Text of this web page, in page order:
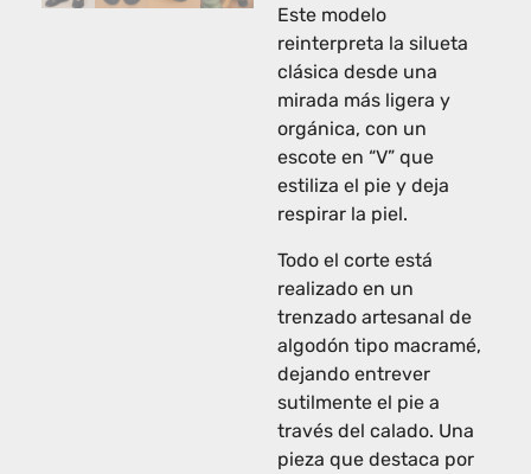
Este modelo
reinterpreta la silueta
clásica desde una
mirada más ligera y
orgánica, con un
escote en “V” que
estiliza el pie y deja
respirar la piel.
Todo el corte está
realizado en un
trenzado artesanal de
algodón tipo macramé,
dejando entrever
sutilmente el pie a
través del calado. Una
pieza que destaca por